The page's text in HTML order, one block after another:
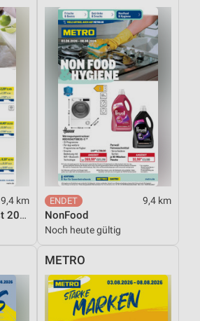
9,4 km
Monats-Menü August 2026
9,4 km
NonFood
Noch heute gültig
METRO